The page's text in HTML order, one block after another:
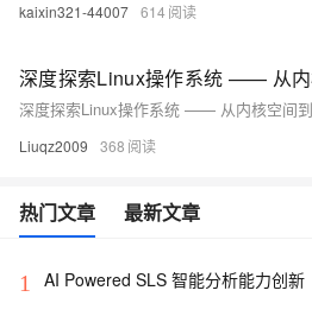
kaixin321-44007 614
深度探索Linux操作系统 —— 从内
深度探索Linux操作系统 —— 从内核空间
Liuqz2009 368
热门文章 最新文章
1 AI Powered SLS 智能分析能力创新